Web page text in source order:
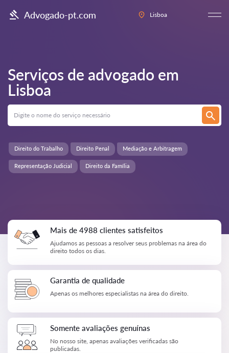
Advogado-pt.com Lisboa
Serviços de advogado em
Lisboa
Direito da Família
Direito do Trabalho Direito Penal Mediação e Arbitragem
Representação Judicial
Mais de 4988 clientes satisfeitos
Ajudamos as pessoas a resolver seus problemas na área do
direito todos os dias.
Garantia de qualidade
Apenas os melhores especialistas na área do direito.
Somente avaliações genuínas
No nosso site, apenas avaliações verificadas são
publicadas.